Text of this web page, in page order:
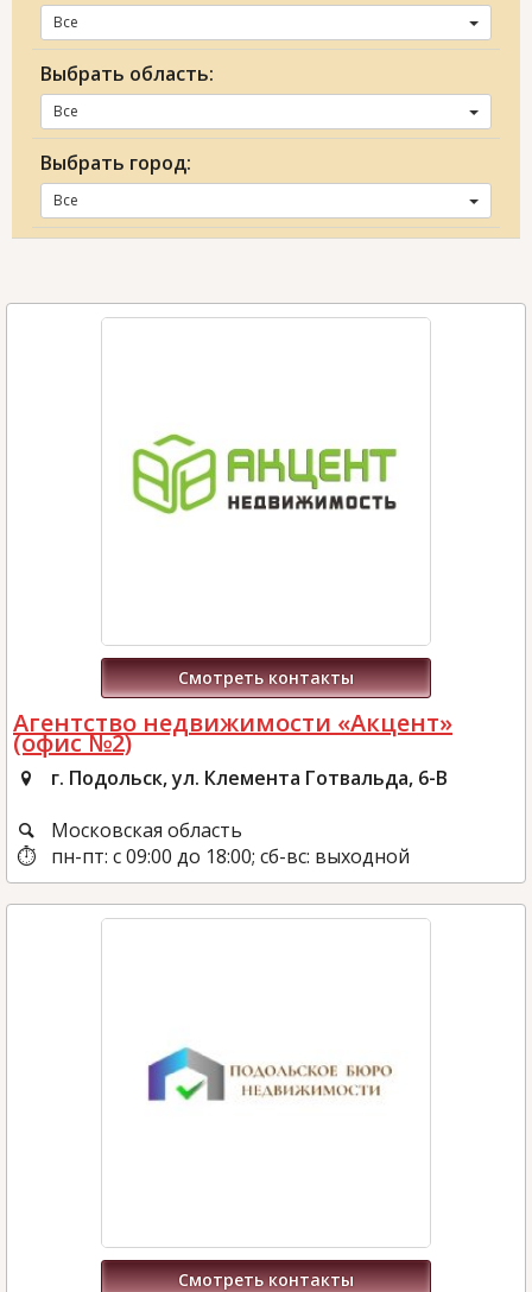
Все
Выбрать область:
Все
Выбрать город:
Все
Смотреть контакты
Агентство недвижимости «Акцент»
(офис №2)
г. Подольск, ул. Клемента Готвальда, 6-В
Московская область
пн-пт: с 09:00 до 18:00; сб-вс: выходной
Смотреть контакты